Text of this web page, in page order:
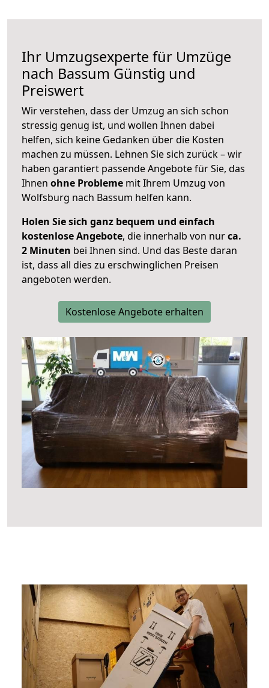
Ihr Umzugsexperte für Umzüge
nach Bassum Günstig und
Preiswert
Wir verstehen, dass der Umzug an sich schon
stressig genug ist, und wollen Ihnen dabei
helfen, sich keine Gedanken über die Kosten
machen zu müssen. Lehnen Sie sich zurück – wir
haben garantiert passende Angebote für Sie, das
Ihnen ohne Probleme mit Ihrem Umzug von
Wolfsburg nach Bassum helfen kann.
Holen Sie sich ganz bequem und einfach
kostenlose Angebote, die innerhalb von nurca.
2 Minuten bei Ihnen sind. Und das Beste daran
ist, dass all dies zu erschwinglichen Preisen
angeboten werden.
Kostenlose Angebote erhalten